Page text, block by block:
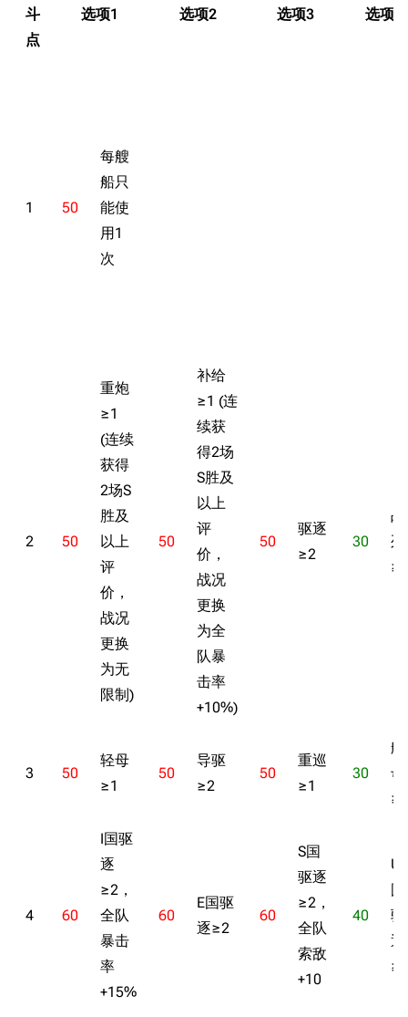
1696 11.9万
舰R百科
新页面
游戏系统
新手入门
推荐角色与游戏技
海域资料
远征
技能
战斗机制
换装
装备属性一览
斗
点
选项1 选项2 选项3 选项4
1 50
每艘
船只
能使
用1
次
2 50
重炮
≥1
(连续
获得
2场S
胜及
以上
评
价，
战况
更换
为无
限制)
50
补给
≥1 (连
续获
得2场
S胜及
以上
评
价，
战况
更换
为全
队暴
击率
+10%)
50
驱逐
≥2
30
战
列
≥2
3 50
轻母
≥1
50
导驱
≥2
50
重巡
≥1
30
航
母
≥1
4 60
I国驱
逐
≥2，
全队
暴击
率
+15%
60
E国驱
逐≥2
60
S国
驱逐
≥2，
全队
索敌
+10
40
U
国
驱
逐
≥2